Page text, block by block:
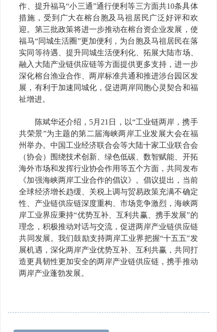
作、提升福马“小三通”通行便利等三方面共10条具体
措施，受到广大在榕台胞及马祖居民广泛好评和欢
迎。第三批政策将进一步推动在榕台资企业发展，使
福马“同城生活圈”更加便利，为台胞及马祖居民在落
实同等待遇、提升同城生活便利化、拓展大陆市场、
融入大陆产业链供应链等方面提供更多支持，进一步
深化榕台渔业合作、两岸标准共通和推进涉台园区发
展，有利于加速同城化，促进两岸同胞心灵契合和福
祉增进。
陈斌华还介绍，5月21日，以“工业链两岸，携手
共荣景”为主题的第二届海峡两岸工业发展大会在福
州举办。中国工业经济联合会等大陆十家工业联合会
（协会）围绕技术创新、绿色低碳、数智赋能、开拓
海外市场和发挥行业协会作用等五个方面，共同发布
《加强海峡两岸工业合作的倡议》。倡议提出，当前
全球经济增长趋缓、关税上调与贸易政策充满不确定
性、产业链供应链深度重构、市场竞争激烈，海峡两
岸工业界应秉持“优势互补、互利共赢、携手发展”的
理念，积极推动对话与交流，促进两岸产业链供应链
共同发展。我们鼓励支持两岸工业界把握“十五五”发
展机遇，深化两岸产业优势互补、互利共赢，共同打
造更具韧性更加安全的两岸产业链供应链，携手推动
两岸产业蓬勃发展。